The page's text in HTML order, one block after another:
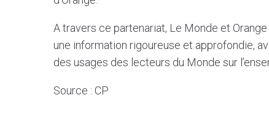
A travers ce partenariat, Le Monde et
une information rigoureuse et approfondie,
des usages des lecteurs du Monde sur
Source : CP